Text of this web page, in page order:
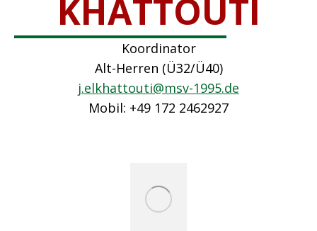
KHATTOUTI
Koordinator
Alt-Herren (Ü32/Ü40)
j.elkhattouti@msv-1995.de
Mobil: +49 172 2462927